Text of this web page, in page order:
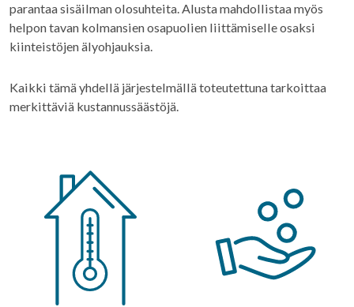
parantaa sisäilman olosuhteita. Alusta mahdollistaa myös
helpon tavan kolmansien osapuolien liittämiselle osaksi
kiinteistöjen älyohjauksia.
Kaikki tämä yhdellä järjestelmällä toteutettuna tarkoittaa
merkittäviä kustannussäästöjä.